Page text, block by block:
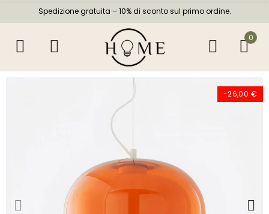
Spedizione gratuita – 10% di sconto sul primo ordine.
0
-26,00 €